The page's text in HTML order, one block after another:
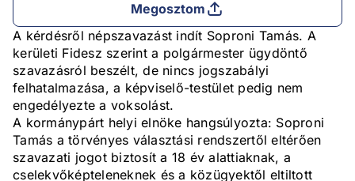
Megosztom
A kérdésről népszavazást indít Soproni Tamás. A
kerületi Fidesz szerint a polgármester ügydöntő
szavazásról beszélt, de nincs jogszabályi
felhatalmazása, a képviselő-testület pedig nem
engedélyezte a voksolást.
A kormánypárt helyi elnöke hangsúlyozta: Soproni
Tamás a törvényes választási rendszertől eltérően
szavazati jogot biztosít a 18 év alattiaknak, a
cselekvőképteleneknek és a közügyektől eltiltott